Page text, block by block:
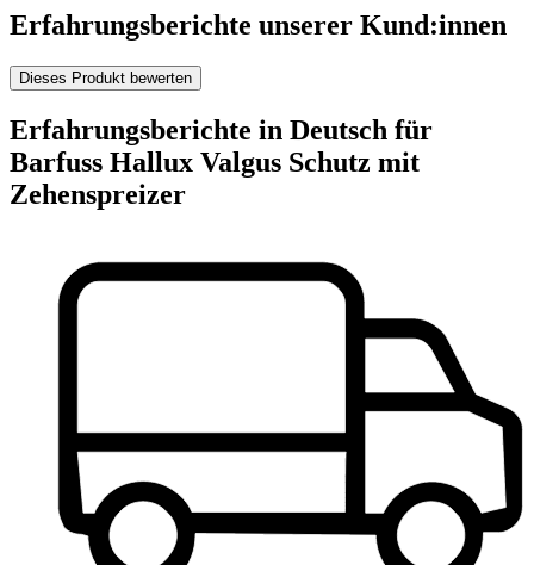
Erfahrungsberichte unserer Kund:innen
Dieses Produkt bewerten
Erfahrungsberichte in Deutsch für
Barfuss Hallux Valgus Schutz mit
Zehenspreizer